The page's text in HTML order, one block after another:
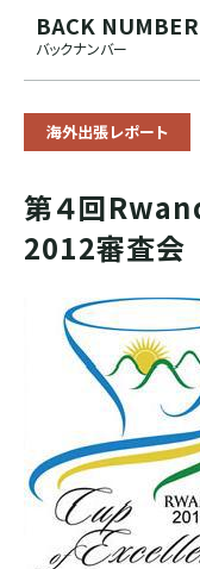
BACK NUMBER
バックナンバー
海外出張レポート
第４回
2012審査会
モカ系
その他希少種
CENTRAL AMERICA
グアテマラ
コスタリカ
エルサルバドル
ニカラグア
ホンジュラス
パナマ
ドライハル
その他独自プロセス
プライベートオークショ
ソーシャルプロジェクト